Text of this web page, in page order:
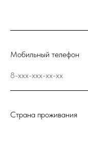
Мобильный телефон
8-xxx-xxx-xx-xx
Страна проживания